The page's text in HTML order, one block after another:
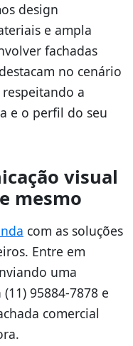
design
e ampla
fachadas
no cenário
a
e o perfil do seu
visual
mesmo
com as soluções
Entre em
uma
95884-7878 e
comercial